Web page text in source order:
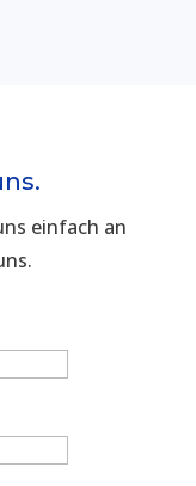
einfach an